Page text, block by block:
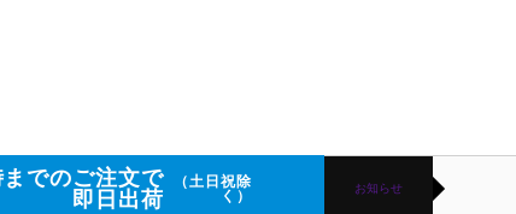
でのご注文で
即日出荷
（土日祝除
く）
お知らせ